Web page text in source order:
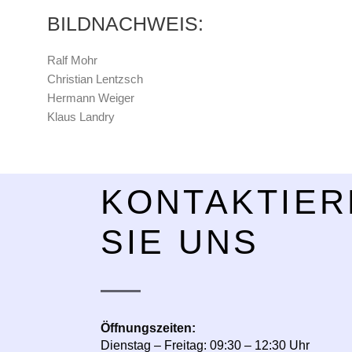
BILDNACHWEIS:
Ralf Mohr
Christian Lentzsch
Hermann Weiger
Klaus Landry
SIE UNS
Öffnungszeiten:
Dienstag – Freitag: 09:30 – 12:30 Uhr